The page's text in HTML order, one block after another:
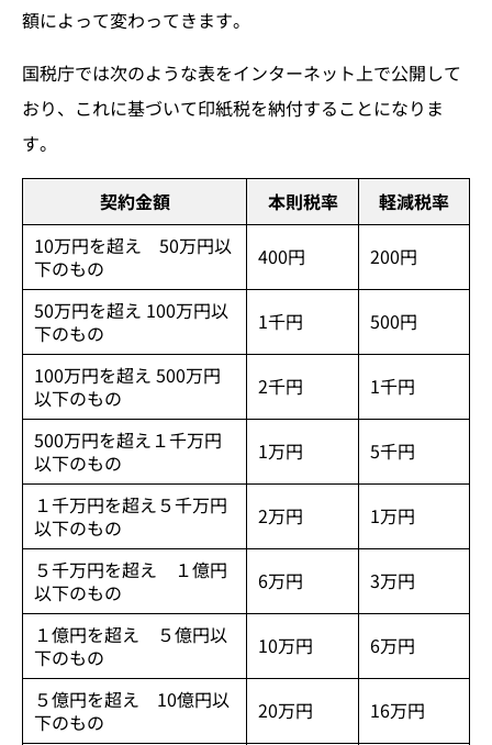
額によって変わってきます。
国税庁では次のような表をインターネット上で公開して
おり、これに基づいて印紙税を納付することになりま
す。
契約金額 本則税率
軽減税率
10万円を超え 50万円以
下のもの
400円 200円
50万円を超え 100万円以
下のもの
1千円 500円
100万円を超え 500万円
以下のもの
2千円 1千円
500万円を超え１千万円
以下のもの
1万円 5千円
１千万円を超え５千万円
以下のもの
2万円 1万円
５千万円を超え １億円
以下のもの
6万円 3万円
１億円を超え ５億円以
下のもの
10万円 6万円
５億円を超え 10億円以
下のもの
20万円 16万円